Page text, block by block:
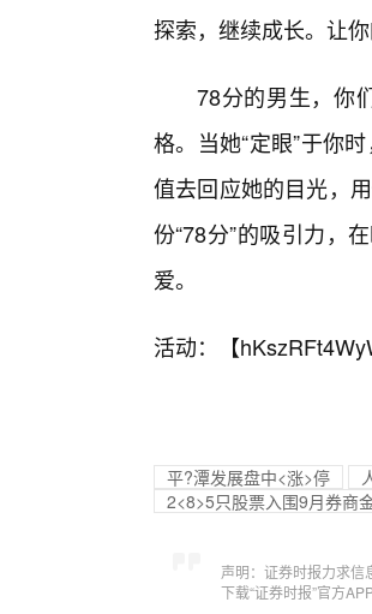
探索，继续成长。让
78分的男生，你
格。当她“定眼”于你
值去回应她的目光，
份“78分”的吸引力，
爱。
活动：【
平?潭发展盘中<涨>停
2<8>5只股票入围9月券商
声明：证券时报力求
下载“证券时报”官方